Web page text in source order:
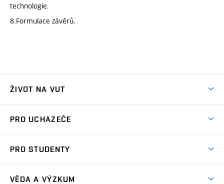
technologie.
8.Formulace závěrů.
ŽIVOT NA VUT
Koleje
Sport na VUT
PRO UCHAZEČE
Dny otevřených dveří
PRO STUDENTY
VĚDA A VÝZKUM